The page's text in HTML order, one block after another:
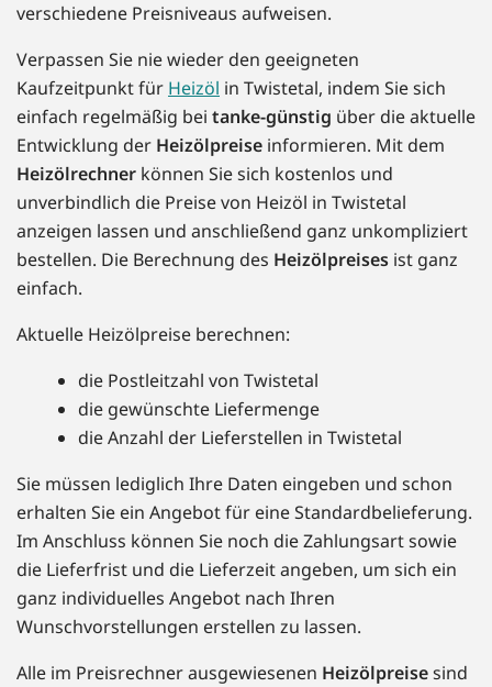
verschiedene Preisniveaus aufweisen.
Verpassen Sie nie wieder den geeigneten
Kaufzeitpunkt für Heizöl in Twistetal, indem Sie sich
einfach regelmäßig bei tanke-günstig über die aktuelle
Entwicklung der Heizölpreise informieren. Mit dem
Heizölrechner können Sie sich kostenlos und
unverbindlich die Preise von Heizöl in Twistetal
anzeigen lassen und anschließend ganz unkompliziert
bestellen. Die Berechnung des Heizölpreises ist ganz
einfach.
Aktuelle Heizölpreise berechnen:
die Postleitzahl von Twistetal
die gewünschte Liefermenge
die Anzahl der Lieferstellen in Twistetal
Sie müssen lediglich Ihre Daten eingeben und schon
erhalten Sie ein Angebot für eine Standardbelieferung.
Im Anschluss können Sie noch die Zahlungsart sowie
die Lieferfrist und die Lieferzeit angeben, um sich ein
ganz individuelles Angebot nach Ihren
Wunschvorstellungen erstellen zu lassen.
Alle im Preisrechner ausgewiesenen Heizölpreisesind